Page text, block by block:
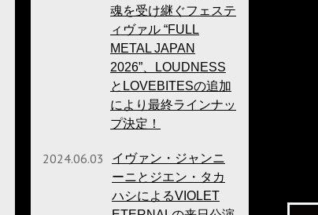
魂を受け継ぐフェステ
ィヴァル “FULL
METAL JAPAN
2026”、LOUDNESS
とLOVEBITESの追加
により最終ラインナッ
プ決定！
2024.06.03
イヴァン・ジャンニ
ーニとジエン・タカ
ハシによるVIOLET